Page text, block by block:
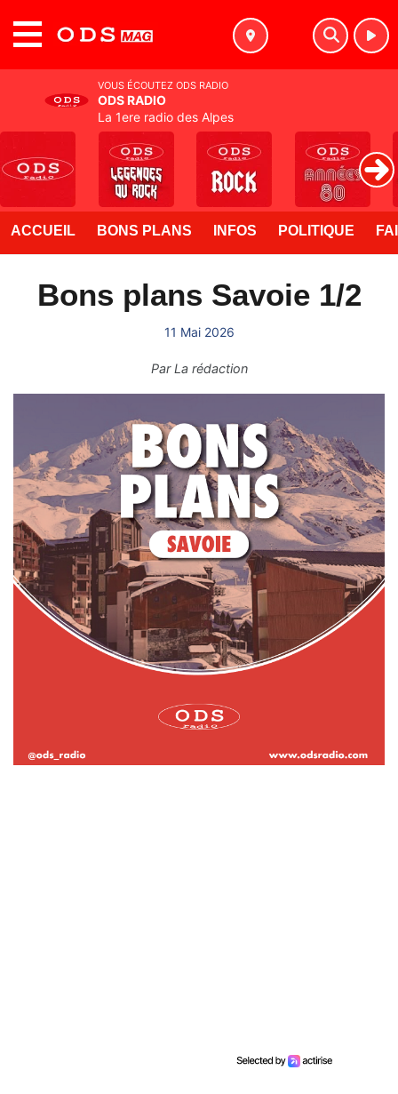
ACCUEIL BONS PLANS INFOS POLITIQUE
Bons plans Savoie 1/2
11 Mai 2026
ParLa rédaction
VOUS ÉCOUTEZ ODS RADIO
ODS RADIO
La 1ere radio des Alpes